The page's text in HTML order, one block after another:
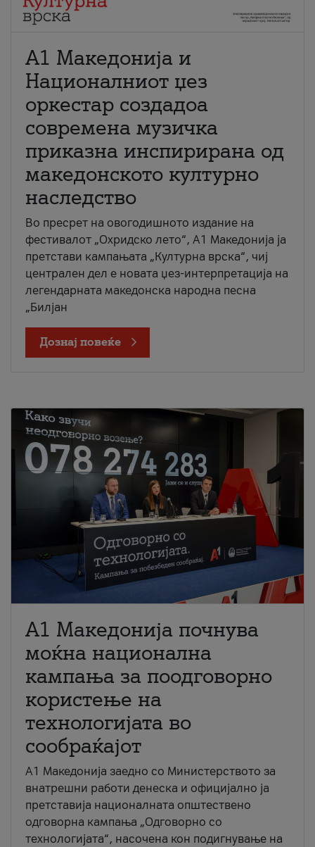
А1 Македонија и
Националниот џез
оркестар создадоа
современа музичка
приказна инспирирана од
македонското културно
наследство
Во пресрет на овогодишното издание на
фестивалот „Охридско лето“, А1 Македонија ја
претстави кампањата „Културна врска“, чиј
централен дел е новата џез-интерпретација на
легендарната македонска народна песна
„Билјан
Дознај повеќе
A1 Македонија почнува
моќна национална
кампања за поодговорно
користење на
технологијата во
сообраќајот
A1 Македонија заедно со Министерството за
внатрешни работи денеска и официјално ја
претставија националната општествено
одговорна кампања „Одговорно со
технологијата“, насочена кон подигнување на